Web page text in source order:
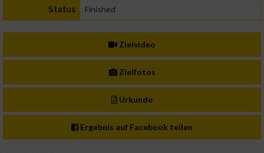
Status Finished
Zielvideo
Zielfotos
Urkunde
Ergebnis auf Facebook teilen